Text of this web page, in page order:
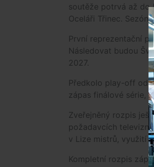
soutěže potrvá až do
Oceláři Třinec.
První reprezentační
Následovat budou
2027.
Předkolo play-off
zápas finálové série,
Zveřejněný rozpis
požadavcích
v Lize mistrů, využití
Kompletní rozpis